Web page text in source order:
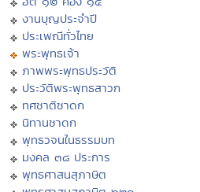
งานบุญประจำปี
ประเพณีทั่วไทย
พระพุทธเจ้า
ภาพพระพุทธประวัติ
ประวัติพระพุทธสาวก
ทศชาติชาดก
นิทานชาดก
พุทธวจนในธรรมบท
มงคล ๓๘ ประการ
พุทธศาสนสุภาษิต